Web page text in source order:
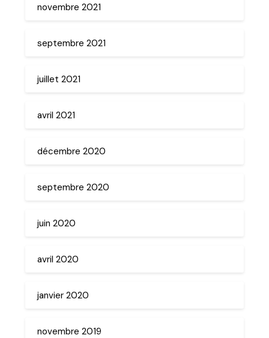
novembre 2021
septembre 2021
juillet 2021
avril 2021
décembre 2020
septembre 2020
juin 2020
avril 2020
janvier 2020
novembre 2019